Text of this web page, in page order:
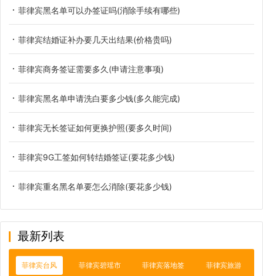
菲律宾黑名单可以办签证吗(消除手续有哪些)
菲律宾结婚证补办要几天出结果(价格贵吗)
菲律宾商务签证需要多久(申请注意事项)
菲律宾黑名单申请洗白要多少钱(多久能完成)
菲律宾无长签证如何更换护照(要多久时间)
菲律宾9G工签如何转结婚签证(要花多少钱)
菲律宾重名黑名单要怎么消除(要花多少钱)
最新列表
菲律宾台风 菲律宾碧瑶市 菲律宾落地签 菲律宾旅游